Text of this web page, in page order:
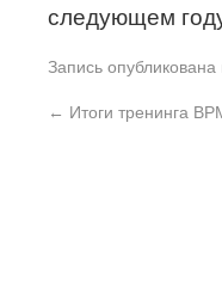
следующем
Запись опубликована
← Итоги тренинга